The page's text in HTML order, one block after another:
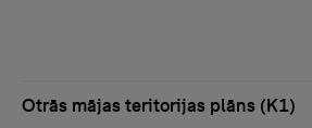
Otrās mājas teritorijas plāns (K1)